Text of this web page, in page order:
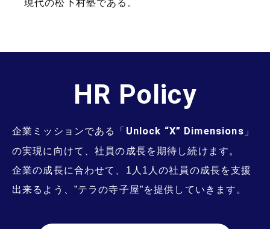
現代の松下村塾である。
HR Policy
企業ミッションである「 Unlock “X” Dimensions 」
の実現に向けて、社員の成長を期待し続けます。
企業の成長に合わせて、1人1人の社員の成長を支援
出来るよう、”テラの寺子屋”を提供していきます。